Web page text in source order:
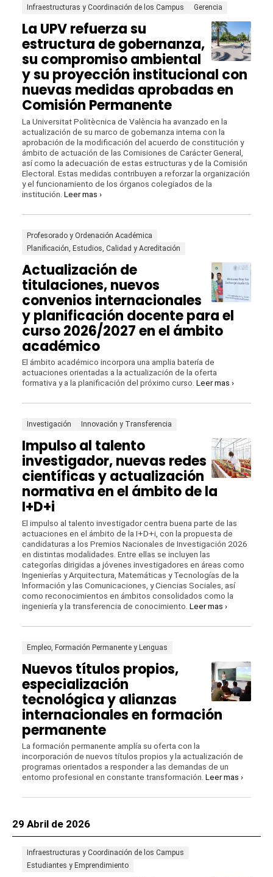
Infraestructuras y Coordinación de los Campus
Gerencia
La UPV refuerza su
estructura de gobernanza,
su compromiso ambiental
y su proyección institucional con
nuevas medidas aprobadas en
Comisión Permanente
La Universitat Politècnica de València ha avanzado en la
actualización de su marco de gobernanza interna con la
aprobación de la modificación del acuerdo de constitución y
ámbito de actuación de las Comisiones de Carácter General,
así como la adecuación de estas estructuras y de la Comisión
Electoral. Estas medidas contribuyen a reforzar la organización
y el funcionamiento de los órganos colegiados de la
institución. Leer mas ›
Profesorado y Ordenación Académica
Planificación, Estudios, Calidad y Acreditación
Actualización de
titulaciones, nuevos
convenios internacionales
y planificación docente para el
curso 2026/2027 en el ámbito
académico
El ámbito académico incorpora una amplia batería de
actuaciones orientadas a la actualización de la oferta
formativa y a la planificación del próximo curso. Leer mas ›
Investigación Innovación y Transferencia
Impulso al talento
investigador, nuevas redes
científicas y actualización
normativa en el ámbito de la
I+D+i
El impulso al talento investigador centra buena parte de las
actuaciones en el ámbito de la I+D+i, con la propuesta de
candidaturas a los Premios Nacionales de Investigación 2026
en distintas modalidades. Entre ellas se incluyen las
categorías dirigidas a jóvenes investigadores en áreas como
Ingenierías y Arquitectura, Matemáticas y Tecnologías de la
Información y las Comunicaciones, y Ciencias Sociales, así
como reconocimientos en ámbitos consolidados como la
ingeniería y la transferencia de conocimiento. Leer mas ›
Empleo, Formación Permanente y Lenguas
Nuevos títulos propios,
especialización
tecnológica y alianzas
internacionales en formación
permanente
La formación permanente amplía su oferta con la
incorporación de nuevos títulos propios y la actualización de
programas orientados a responder a las demandas de un
entorno profesional en constante transformación. Leer mas ›
29 Abril de 2026
Infraestructuras y Coordinación de los Campus
Estudiantes y Emprendimiento